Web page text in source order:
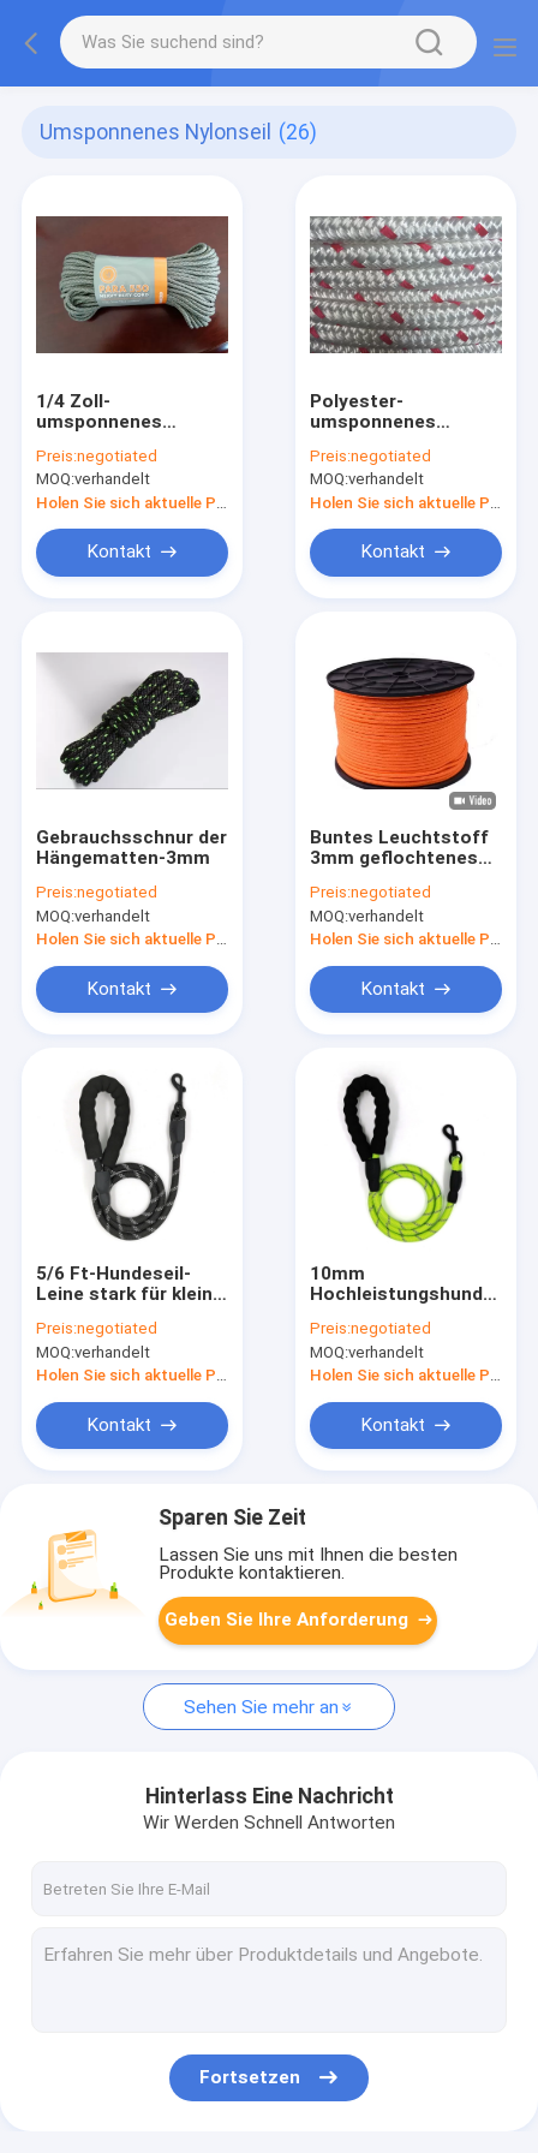
Umsponnenes Nylonseil (26)
1/4 Zoll-
umsponnenes
Preis:negotiated
MOQ:verhandelt
Kontakt
Polyester-
umsponnenes
Preis:negotiated
MOQ:verhandelt
Kontakt
Gebrauchsschnur der
Hängematten-3mm
Preis:negotiated
MOQ:verhandelt
Kontakt
Buntes Leuchtstoff
3mm geflochtenes
Unterhaltungs-
Ausrüstung
Preis:negotiated
MOQ:verhandelt
Kontakt
5/6 Ft-Hundeseil-
Leine stark für kleine
Hunde
Preis:negotiated
MOQ:verhandelt
Holen Sie sich aktuelle Preis
Kontakt
10mm
Hochleistungshundeleine
aufgefülltem Griff
und in hohem Grade
reflektierenden
Preis:negotiated
MOQ:verhandelt
Holen Sie sich aktuelle Preis
Kontakt
Sparen Sie Zeit
Lassen Sie uns mit Ihnen die besten
Produkte kontaktieren.
Geben Sie Ihre Anforderung
Sehen Sie mehr an
Hinterlass Eine Nachricht
Wir Werden Schnell Antworten
Fortsetzen